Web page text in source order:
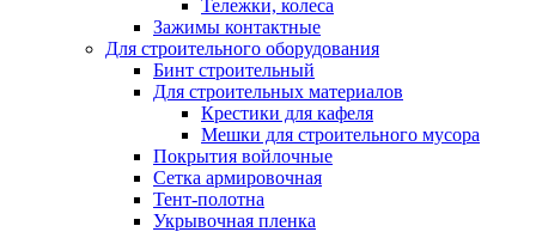
Тележки, колеса
Зажимы контактные
Для строительного оборудования
Бинт строительный
Для строительных материалов
Крестики для кафеля
Мешки для строительного мусора
Покрытия войлочные
Сетка армировочная
Тент-полотна
Укрывочная пленка